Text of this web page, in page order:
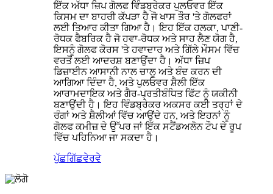
ਇੱਕ ਅੱਧਾ ਜ਼ਿਪ ਗੋਲਫ ਵਿੰਡਬ੍ਰੇਕਰ ਪੁਲਓਵਰ ਇੱਕ
ਕਿਸਮ ਦਾ ਬਾਹਰੀ ਕੱਪੜਾ ਹੈ ਜੋ ਖਾਸ ਤੌਰ 'ਤੇ ਗੋਲਫਰਾਂ
ਲਈ ਤਿਆਰ ਕੀਤਾ ਗਿਆ ਹੈ। ਇਹ ਇੱਕ ਹਲਕਾ, ਪਾਣੀ-
ਰੋਧਕ ਫੈਬਰਿਕ ਹੈ ਜੋ ਹਵਾ-ਰੋਧਕ ਅਤੇ ਸਾਹ ਲੈਣ ਯੋਗ ਹੈ,
ਇਸਨੂੰ ਗੋਲਫ ਕੋਰਸ 'ਤੇ ਹਵਾਦਾਰ ਅਤੇ ਗਿੱਲੇ ਮੌਸਮ ਵਿੱਚ
ਵਰਤੋਂ ਲਈ ਆਦਰਸ਼ ਬਣਾਉਂਦਾ ਹੈ। ਅੱਧਾ ਜ਼ਿਪ
ਡਿਜ਼ਾਈਨ ਆਸਾਨੀ ਨਾਲ ਚਾਲੂ ਅਤੇ ਬੰਦ ਕਰਨ ਦੀ
ਆਗਿਆ ਦਿੰਦਾ ਹੈ, ਅਤੇ ਪੁਲਓਵਰ ਸ਼ੈਲੀ ਇੱਕ
ਆਰਾਮਦਾਇਕ ਅਤੇ ਗੈਰ-ਪ੍ਰਤੀਬੰਧਿਤ ਫਿੱਟ ਨੂੰ ਯਕੀਨੀ
ਬਣਾਉਂਦੀ ਹੈ। ਇਹ ਵਿੰਡਬ੍ਰੇਕਰ ਅਕਸਰ ਕਈ ਤਰ੍ਹਾਂ ਦੇ
ਰੰਗਾਂ ਅਤੇ ਸ਼ੈਲੀਆਂ ਵਿੱਚ ਆਉਂਦੇ ਹਨ, ਅਤੇ ਇਹਨਾਂ ਨੂੰ
ਗੋਲਫ ਕਮੀਜ਼ ਦੇ ਉੱਪਰ ਜਾਂ ਇੱਕ ਸਟੈਂਡਅਲੋਨ ਟੌਪ ਦੇ ਰੂਪ
ਵਿੱਚ ਪਹਿਨਿਆ ਜਾ ਸਕਦਾ ਹੈ।
ਪੁੱਛਗਿੱਛਵੇਰਵੇ